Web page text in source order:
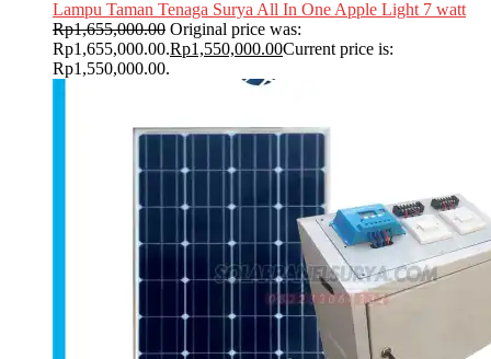
Lampu Taman Tenaga Surya All In One Apple Light 7 watt
Rp1,655,000.00 Original price was:
Rp1,655,000.00.Rp1,550,000.00Current price is:
Rp1,550,000.00.